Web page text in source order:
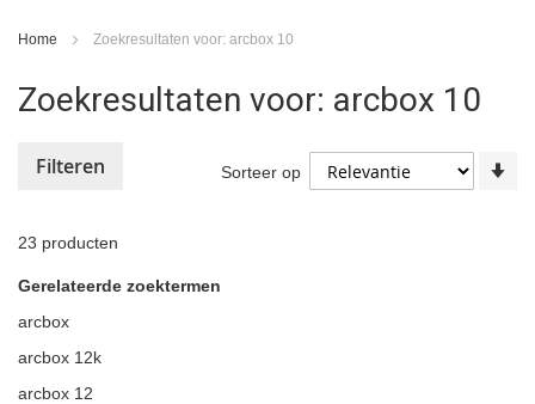
Home Zoekresultaten voor: arcbox 10
Zoekresultaten voor: arcbox 10
23 producten
Sorteer op
Gerelateerde zoektermen
arcbox
arcbox 12k
arcbox 12
Filteren